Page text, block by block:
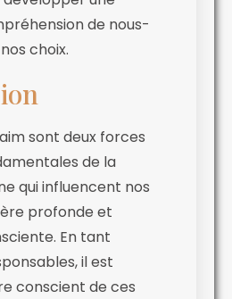
de nous-
choix.
sont deux forces
de la
qui influencent nos
profonde et
En tant
il est
conscient de ces